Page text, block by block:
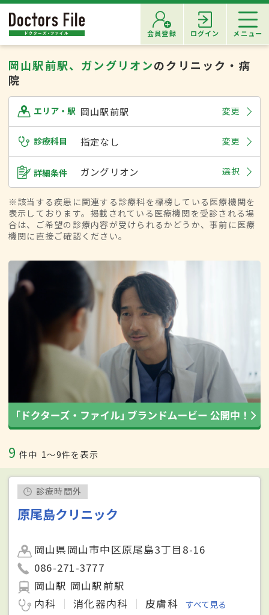
会員登録 ログイン メニュー
岡山駅前駅、ガングリオンのクリニック・病
院
エリア・駅 岡山駅前駅 変更
診療科目 指定なし 変更
詳細条件 ガングリオン 選択
※該当する疾患に関連する診療科を標榜している医療機関を
表示しております。掲載されている医療機関を受診される場
合は、ご希望の診療内容が受けられるかどうか、事前に医療
機関に直接ご確認ください。
9 件中 1〜9件を表示
診療時間外
原尾島クリニック
岡山県岡山市中区原尾島3丁目8-16
086-271-3777
岡山駅 岡山駅前駅
内科
消化器内科 皮膚科 すべて見る